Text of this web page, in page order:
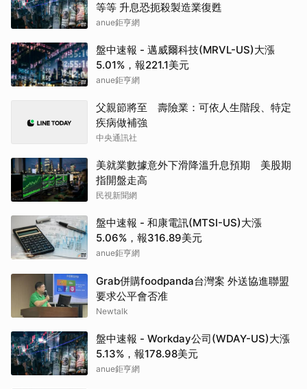
等等 升息恐扼殺製造業復甦
anue鉅亨網
盤中速報 - 邁威爾科技(MRVL-US)大漲
5.01%，報221.1美元
anue鉅亨網
父親節將至 壽險業：可依人生階段、特定
疾病做補強
中央通訊社
美就業數據意外下滑降溫升息預期 美股期
指開盤走高
民視新聞網
盤中速報 - 和康電訊(MTSI-US)大漲
5.06%，報316.89美元
anue鉅亨網
Grab併購foodpanda台灣案 外送協進聯盟
要求公平會否准
Newtalk
盤中速報 - Workday公司(WDAY-US)大漲
5.13%，報178.98美元
anue鉅亨網